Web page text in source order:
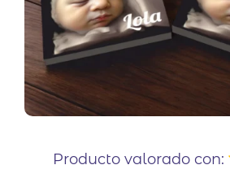
Producto valorado con: